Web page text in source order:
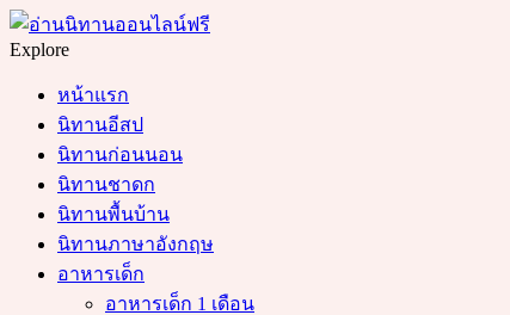
Menu
Search
Explore
หน้าแรก
นิทานอีสป
นิทานก่อนนอน
นิทานชาดก
นิทานพื้นบ้าน
นิทานภาษาอังกฤษ
อาหารเด็ก
อาหารเด็ก 1 เดือน